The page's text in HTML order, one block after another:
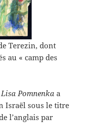
Terezin, dont
au « camp des
Pomnenka a
Israël sous le titre
l’anglais par